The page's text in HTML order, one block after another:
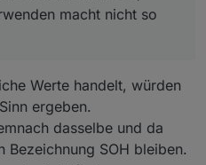
ist sie Einheit
in e3dc.rscp "Wh", bin mir
richtig ist.
die Einheit für Blindleistung
alle 4 Namen (RSOC, ASOC,
macht nicht so viel Sinn.
sind zig Tags, die nicht in
rxhan muss mehr als die
: [VAr], das nehme ich auf,
macht nicht so
Werte handelt, würden
ergeben.
dasselbe und da
SOH bleiben.